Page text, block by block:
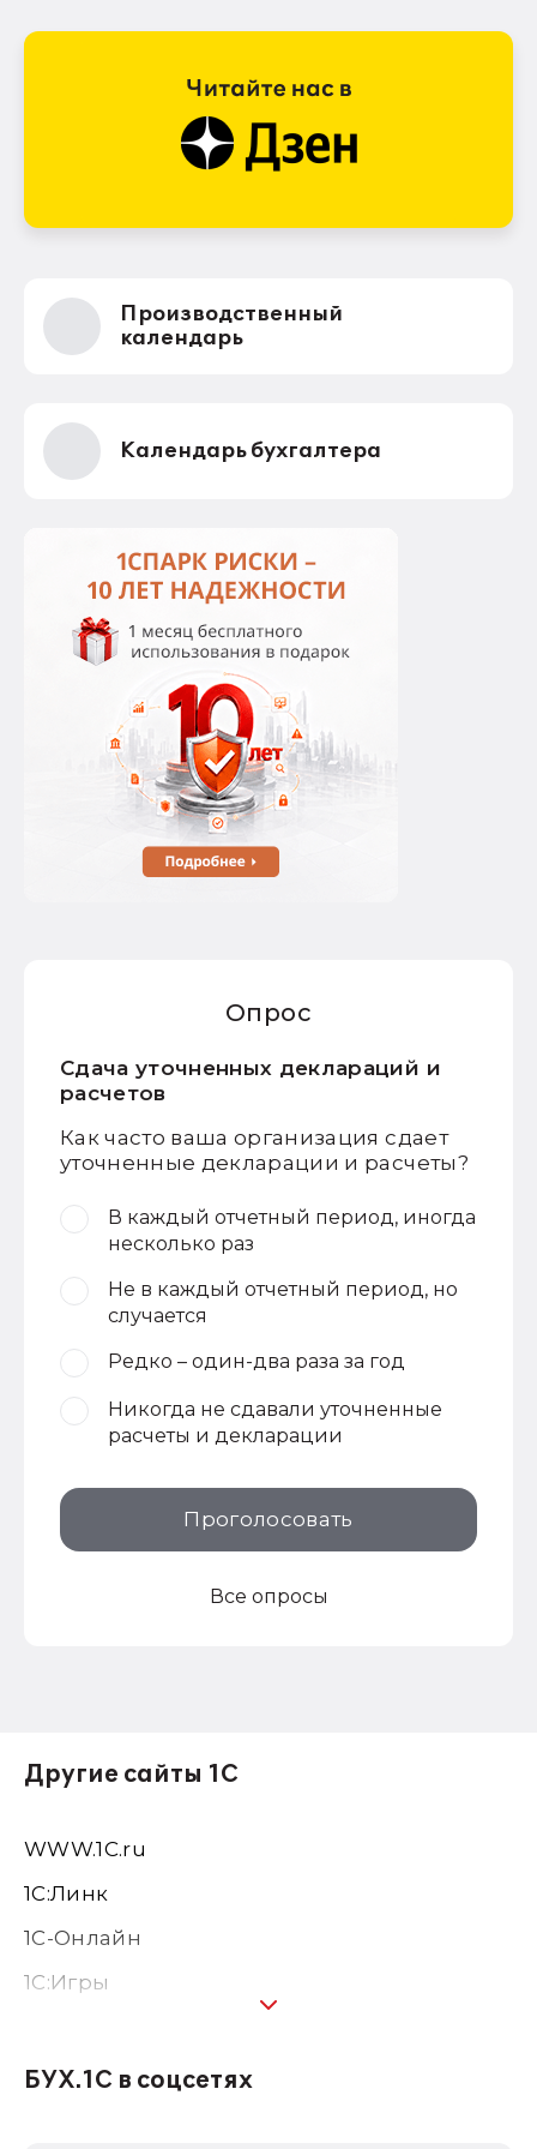
Производственный
календарь
Календарь бухгалтера
Опрос
Сдача уточненных деклараций и
расчетов
Как часто ваша организация сдает
уточненные декларации и расчеты?
В каждый отчетный период, иногда
несколько раз
Не в каждый отчетный период, но
случается
Редко – один-два раза за год
Никогда не сдавали уточненные
расчеты и декларации
Проголосовать
Все опросы
Другие сайты 1С
WWW.1С.ru
1С:Линк
1С-Онлайн
1C:Игры
1С:Консалтинг
БУХ.1С в соцсетях